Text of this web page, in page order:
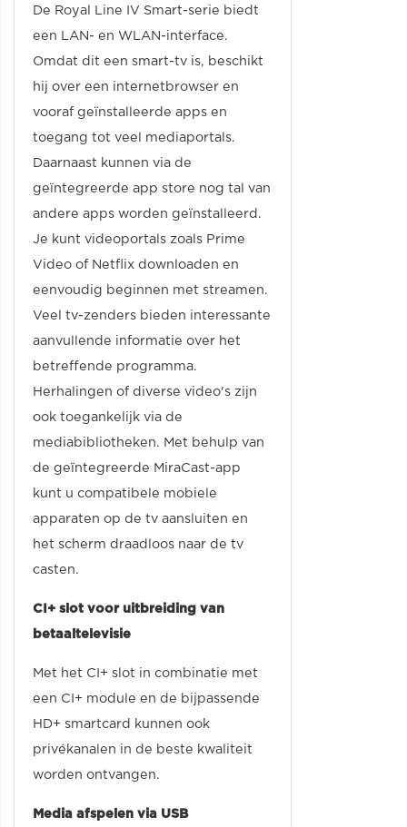
De Royal Line IV Smart-serie biedt
een LAN- en WLAN-interface.
Omdat dit een smart-tv is, beschikt
hij over een internetbrowser en
vooraf geïnstalleerde apps en
toegang tot veel mediaportals.
Daarnaast kunnen via de
geïntegreerde app store nog tal van
andere apps worden geïnstalleerd.
Je kunt videoportals zoals Prime
Video of Netflix downloaden en
eenvoudig beginnen met streamen.
Veel tv-zenders bieden interessante
aanvullende informatie over het
betreffende programma.
Herhalingen of diverse video's zijn
ook toegankelijk via de
mediabibliotheken. Met behulp van
de geïntegreerde MiraCast-app
kunt u compatibele mobiele
apparaten op de tv aansluiten en
het scherm draadloos naar de tv
casten.
CI+ slot voor uitbreiding van
betaaltelevisie
Met het CI+ slot in combinatie met
een CI+ module en de bijpassende
HD+ smartcard kunnen ook
privékanalen in de beste kwaliteit
worden ontvangen.
Media afspelen via USB